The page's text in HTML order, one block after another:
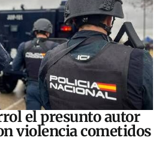
el presunto autor
violencia cometidos